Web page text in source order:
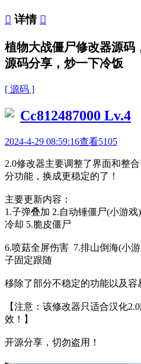
 详情 
植物大战僵尸修改器源码
源码分享，炒一下冷饭
[ 源码 ]
Cc812487000 Lv.4
2024-4-29 08:59:16查看5105
2.0修改器主要调整了界面和整
分功能，换成更稳定的了！
主要更新内容：
1.子弹叠加 2.自动锤僵尸(小游
冷却 5.脆皮僵尸
6.喷菇全屏伤害 7.排山倒海(小
子固定跟随
移除了部分不稳定的功能以及容
【注意：该修改器只适合汉化
效！】
开源分享，切勿盗用！